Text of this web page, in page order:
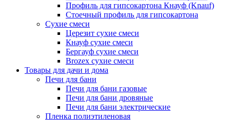
Профиль для гипсокартона Кнауф (Knauf)
Стоечный профиль для гипсокартона
Сухие смеси
Церезит сухие смеси
Кнауф сухие смеси
Бергауф сухие смеси
Brozex сухие смеси
Товары для дачи и дома
Печи для бани
Печи для бани газовые
Печи для бани дровяные
Печи для бани электрические
Пленка полиэтиленовая